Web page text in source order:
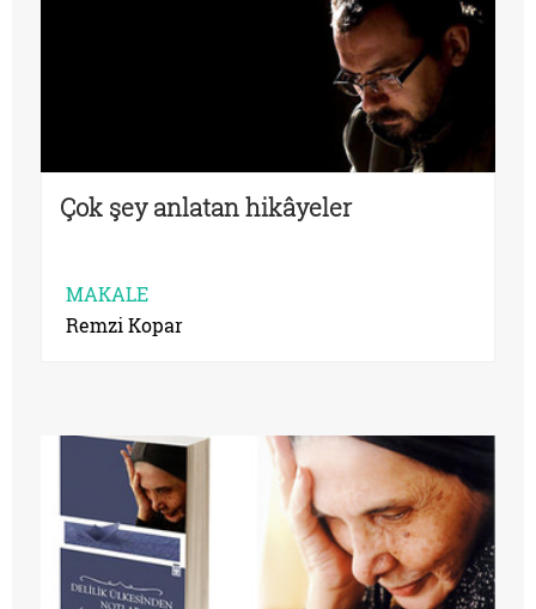
Çok şey anlatan hikâyeler
MAKALE
Remzi Kopar